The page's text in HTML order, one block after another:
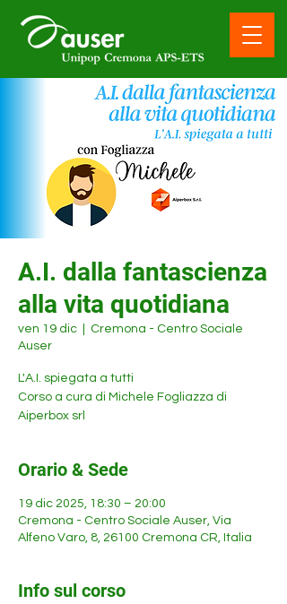
A.I. dalla fantascienza
alla vita quotidiana
ven 19 dic
Cremona - Centro Sociale
Auser
L'A.I. spiegata a tutti
Corso a cura di Michele Fogliazza di
Aiperbox srl
Orario & Sede
19 dic 2025, 18:30 – 20:00
Cremona - Centro Sociale Auser, Via
Alfeno Varo, 8, 26100 Cremona CR, Italia
Info sul corso